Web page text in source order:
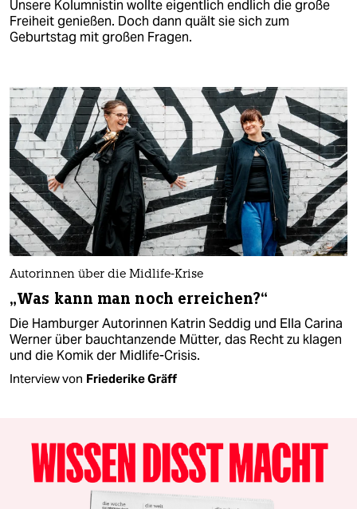
Unsere Kolumnistin wollte eigentlich endlich die große
Freiheit genießen. Doch dann quält sie sich zum
Geburtstag mit großen Fragen.
Autorinnen über die Midlife-Krise
„Was kann man noch erreichen?“
Die Hamburger Autorinnen Katrin Seddig und Ella Carina
Werner über bauchtanzende Mütter, das Recht zu klagen
und die Komik der Midlife-Crisis.
Interview von Friederike Gräff